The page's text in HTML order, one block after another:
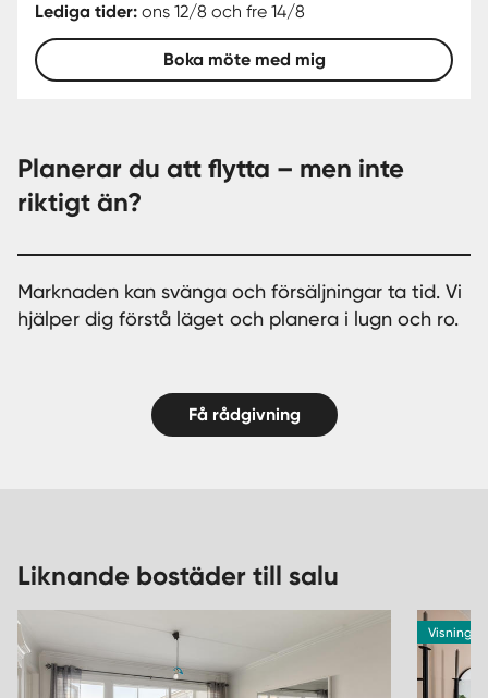
Lediga tider: ons 12/8 och fre 14/8
Boka möte med mig
Planerar du att flytta – men inte
riktigt än?
Marknaden kan svänga och försäljningar ta tid. Vi
hjälper dig förstå läget och planera i lugn och ro.
Få rådgivning
Liknande bostäder till salu
Visning